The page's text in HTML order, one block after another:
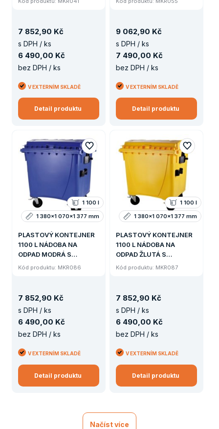
7 852 90 Kč
s DPH / ks
6 490 00 Kč
bez DPH / ks
V EXTERNÍM SKLADĚ
Detail produktu
9 062 90 Kč
s DPH / ks
7 490 00 Kč
bez DPH / ks
V EXTERNÍM SKLADĚ
Detail produktu
PLASTOVÝ KONTEJNER
1100 L NÁDOBA NA
ODPAD MODRÁ S
PLOCHÝM VÍKEM
Kód produktu: MKR086
1 100 l
1 380x1 070x1 377 mm
7 852,90 Kč
s DPH / ks
6 490,00 Kč
bez DPH / ks
V EXTERNÍM SKLADĚ
Detail produktu
PLASTOVÝ KONTEJNER
1100 L NÁDOBA NA
ODPAD ŽLUTÁ S
PLOCHÝM VÍKEM
Kód produktu: MKR087
1 100 l
1 380x1 070x1 377 mm
7 852,90 Kč
s DPH / ks
6 490,00 Kč
bez DPH / ks
V EXTERNÍM SKLADĚ
Detail produktu
Načíst více